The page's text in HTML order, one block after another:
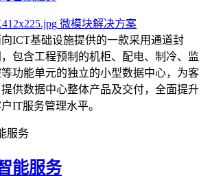
微模块解决方案
向ICT基础设施提供的一款采用通道封
，包含工程预制的机柜、配电、制冷、监
功能单元的独立的小型数据中心，为客
提供数据中心整体产品及交付，全面提升
IT服务管理水平。
服务
能服务